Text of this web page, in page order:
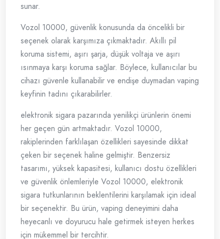
sunar.
Vozol 10000, güvenlik konusunda da öncelikli bir
seçenek olarak karşımıza çıkmaktadır. Akıllı pil
koruma sistemi, aşırı şarja, düşük voltaja ve aşırı
ısınmaya karşı koruma sağlar. Böylece, kullanıcılar bu
cihazı güvenle kullanabilir ve endişe duymadan vaping
keyfinin tadını çıkarabilirler.
elektronik sigara pazarında yenilikçi ürünlerin önemi
her geçen gün artmaktadır. Vozol 10000,
rakiplerinden farklılaşan özellikleri sayesinde dikkat
çeken bir seçenek haline gelmiştir. Benzersiz
tasarımı, yüksek kapasitesi, kullanıcı dostu özellikleri
ve güvenlik önlemleriyle Vozol 10000, elektronik
sigara tutkunlarının beklentilerini karşılamak için ideal
bir seçenektir. Bu ürün, vaping deneyimini daha
heyecanlı ve doyurucu hale getirmek isteyen herkes
için mükemmel bir tercihtir.